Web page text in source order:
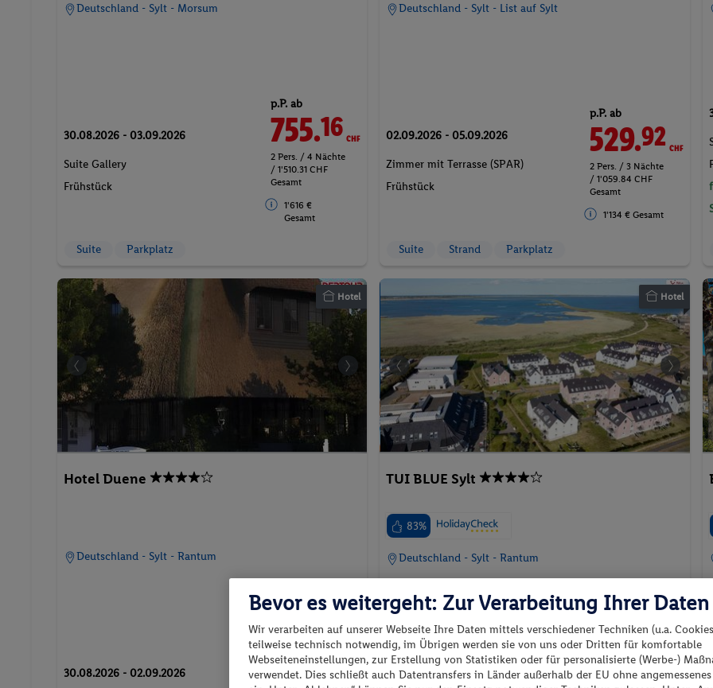
Deutschland - Sylt - Morsum
30.08.2026 - 03.09.2026
Suite Gallery
Frühstück
p.P. ab
755.16CHF
2 Pers. / 4 Nächte
/ 1'510.31 CHF
Gesamt
1'616 €
Gesamt
Suite Parkplatz
Deutschland - Sylt - List auf Sylt
02.09.2026 - 05.09.2026
Zimmer mit Terrasse (SPAR)
Frühstück
p.P. ab
529.92CHF
2 Pers. / 3 Nächte
/ 1'059.84 CHF
Gesamt
1'134 € Gesamt
Suite Strand Parkplatz
Hotel
Hotel Duene
Deutschland - Sylt - Rantum
30.08.2026 - 02.09.2026
p.P. ab
Hotel
TUI BLUE Sylt
83%
Deutschland - Sylt - Rantum
p.P. ab
Bevor es weitergeht: Zur Verarbeitung Ihrer Daten
Wir verarbeiten auf unserer Webseite Ihre Daten mittels verschiedener Techniken (u.a.
teilweise technisch notwendig, im Übrigen werden sie von uns oder Dritten für komfortable
Webseiteneinstellungen, zur Erstellung von Statistiken oder für personalisierte (Werbe-)
verwendet. Dies schließt auch Datentransfers in Länder außerhalb der EU ohne